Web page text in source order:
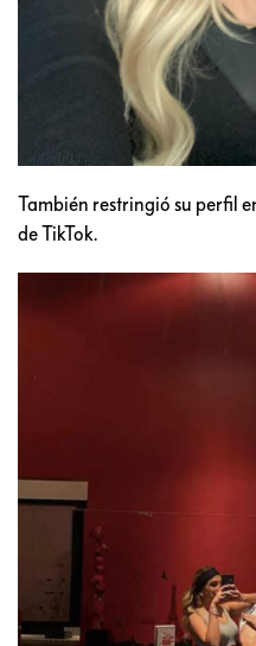
También restringió su perfil
de TikTok.